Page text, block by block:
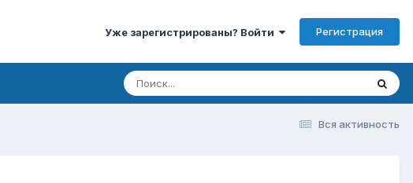
Уже зарегистрированы? Войти Регистрация
Вся активность